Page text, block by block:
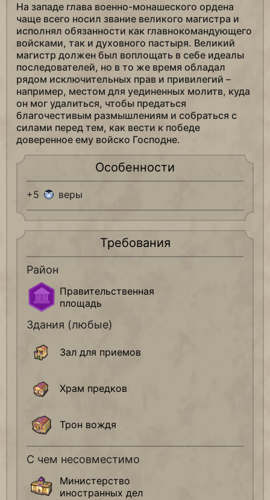
На западе глава военно-монашеского ордена
чаще всего носил звание великого магистра и
исполнял обязанности как главнокомандующего
войсками, так и духовного пастыря. Великий
магистр должен был воплощать в себе идеалы
последователей, но в то же время обладал
рядом исключительных прав и привилегий –
например, местом для уединенных молитв, куда
он мог удалиться, чтобы предаться
благочестивым размышлениям и собраться с
силами перед тем, как вести к победе
доверенное ему войско Господне.
Особенности
+5 веры
Требования
Район
Правительственная
площадь
Здания (любые)
Зал для приемов
Храм предков
Трон вождя
С чем несовместимо
Министерство
иностранных дел